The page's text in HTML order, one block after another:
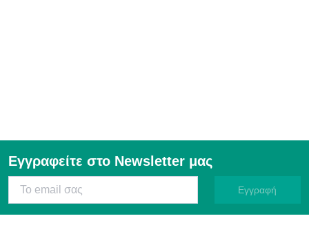
Εγγραφείτε στο Newsletter μας
Εγγραφή